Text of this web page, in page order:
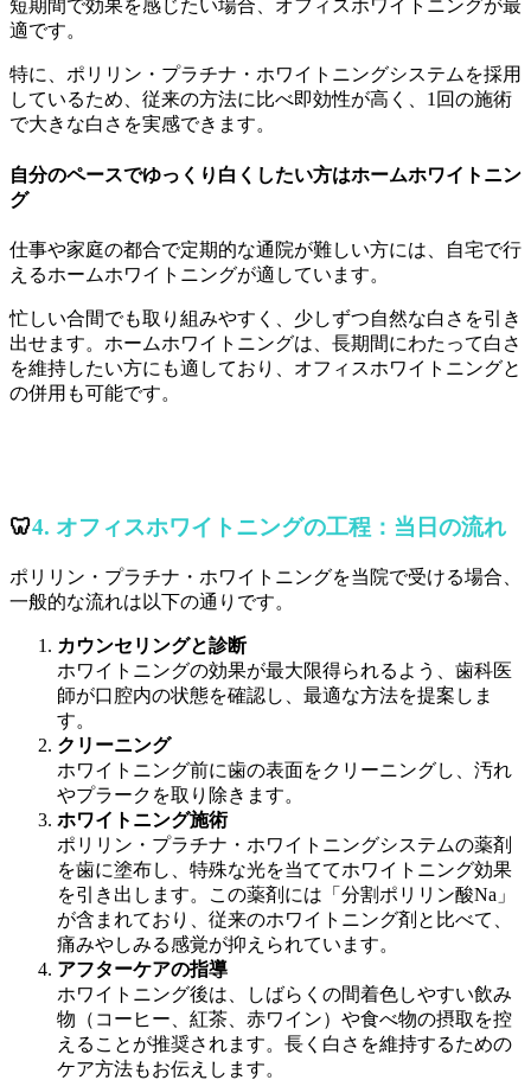
短期間で効果を感じたい場合、オフィスホワイトニングが最
適です。
特に、ポリリン・プラチナ・ホワイトニングシステムを採用
しているため、従来の方法に比べ即効性が高く、1回の施術
で大きな白さを実感できます。
自分のペースでゆっくり白くしたい方はホームホワイトニン
グ
仕事や家庭の都合で定期的な通院が難しい方には、自宅で行
えるホームホワイトニングが適しています。
忙しい合間でも取り組みやすく、少しずつ自然な白さを引き
出せます。ホームホワイトニングは、長期間にわたって白さ
を維持したい方にも適しており、オフィスホワイトニングと
の併用も可能です。
🦷4. オフィスホワイトニングの工程：当日の流れ
ポリリン・プラチナ・ホワイトニングを当院で受ける場合、
一般的な流れは以下の通りです。
カウンセリングと診断
ホワイトニングの効果が最大限得られるよう、歯科医
師が口腔内の状態を確認し、最適な方法を提案しま
す。
クリーニング
ホワイトニング前に歯の表面をクリーニングし、汚れ
やプラークを取り除きます。
ホワイトニング施術
ポリリン・プラチナ・ホワイトニングシステムの薬剤
を歯に塗布し、特殊な光を当ててホワイトニング効果
を引き出します。この薬剤には「分割ポリリン酸Na」
が含まれており、従来のホワイトニング剤と比べて、
痛みやしみる感覚が抑えられています。
アフターケアの指導
ホワイトニング後は、しばらくの間着色しやすい飲み
物（コーヒー、紅茶、赤ワイン）や食べ物の摂取を控
えることが推奨されます。長く白さを維持するための
ケア方法もお伝えします。